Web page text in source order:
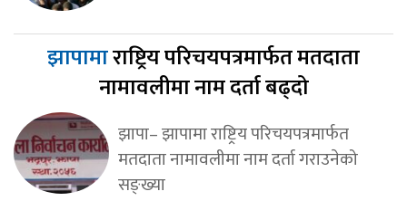
झापामाराष्ट्रिय परिचयपत्रमार्फत मतदाता
नामावलीमा नाम दर्ता बढ्दो
झापा– झापामा राष्ट्रिय परिचयपत्रमार्फत
मतदाता नामावलीमा नाम दर्ता गराउनेको
सङ्ख्या